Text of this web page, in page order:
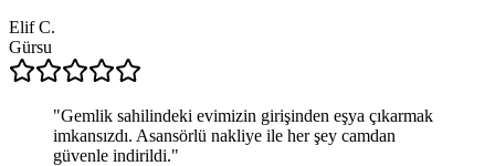
Elif C.
Gürsu
"Gemlik sahilindeki evimizin girişinden eşya çıkarmak
imkansızdı. Asansörlü nakliye ile her şey camdan
güvenle indirildi."